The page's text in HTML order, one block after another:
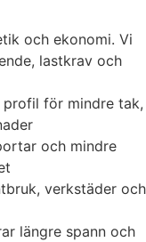
och ekonomi. Vi
lastkrav och
profil för mindre tak,
och mindre
verkstäder och
längre spann och